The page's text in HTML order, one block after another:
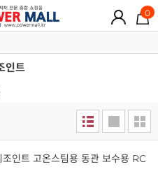
0
인트
조인트 고온스팀용 동관 보수용 RC